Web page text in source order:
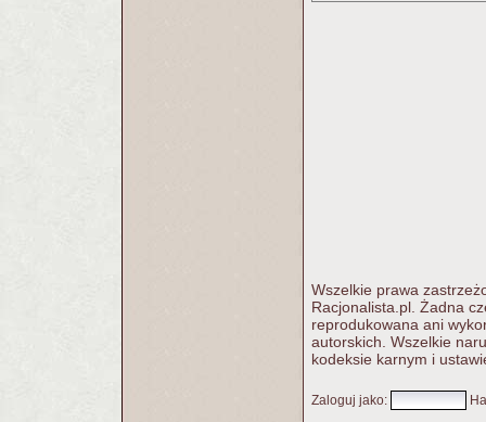
Wszelkie prawa
Racjonalista.pl. Żadna
reprodukowana ani
autorskich. Wszelkie
kodeksie karnym i
Zaloguj jako: